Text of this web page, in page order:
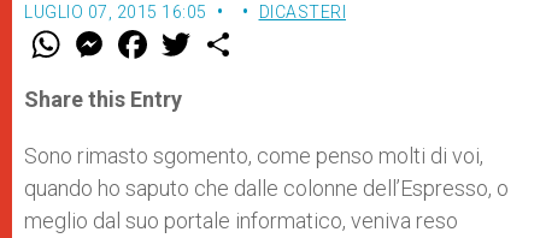
LUGLIO 07, 2015 16:05 DICASTERI
W
t
s
p
p
M
e
s
e
g
e
r
F
a
e
b
o
k
w
r
Share this Entry
Sono rimasto sgomento, come penso molti di voi,
quando ho saputo che dalle colonne dell’Espresso, o
meglio dal suo portale informatico, veniva reso